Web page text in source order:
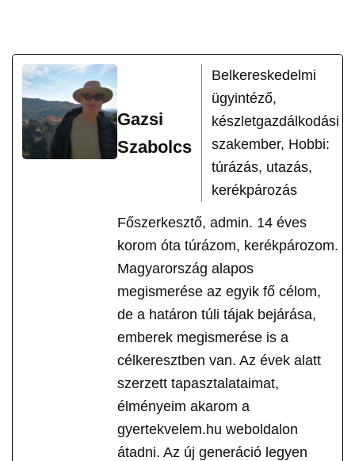
Gazsi
Szabolcs
Belkereskedelmi
ügyintéző,
készletgazdálkodási
szakember, Hobbi:
túrázás, utazás,
kerékpározás
Főszerkesztő, admin. 14 éves
korom óta túrázom, kerékpározom.
Magyarország alapos
megismerése az egyik fő célom,
de a határon túli tájak bejárása,
emberek megismerése is a
célkeresztben van. Az évek alatt
szerzett tapasztalataimat,
élményeim akarom a
gyertekvelem.hu weboldalon
átadni. Az új generáció legyen